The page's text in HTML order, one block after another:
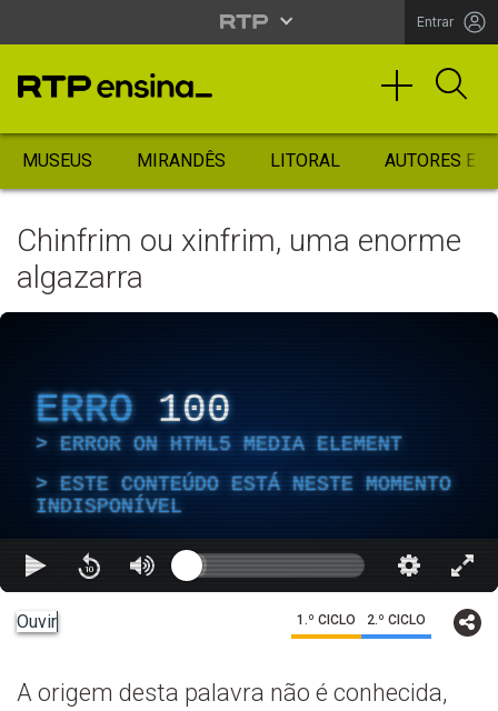
Entrar
MUSEUS MIRANDÊS LITORAL AUTORES
Chinfrim ou xinfrim, uma enorme
algazarra
ERRO 100
ERROR ON HTML5 MEDIA ELEMENT
ESTE CONTEÚDO ESTÁ NESTE MOMENTO
INDISPONÍVEL
Ouvir 1.º CICLO 2.º CICLO
A origem desta palavra não é conhecida,